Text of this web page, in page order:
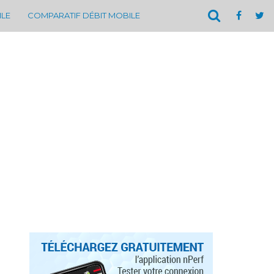
COMPARATIF DÉBIT MOBILE